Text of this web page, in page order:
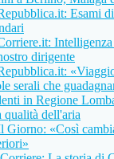
Esami
dirigente
serali che
in Regione
qualità dell'aria
Giorno: «Così